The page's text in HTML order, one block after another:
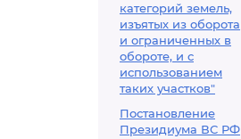
категорий земель,
изъятых из оборота
и ограниченных в
обороте, и с
использованием
таких участков"
Постановление
Президиума ВС РФ